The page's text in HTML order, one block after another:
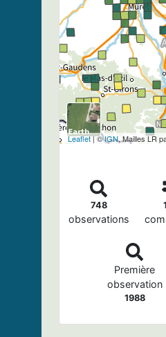
Leaflet| ©IGN, Mailles LR
748
observations
Première
observation
1988